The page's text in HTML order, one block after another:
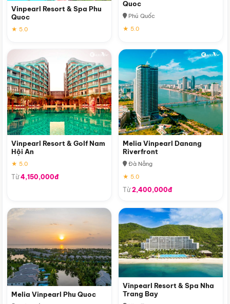
Vinpearl Resort & Spa Phu
Quoc
★ 5.0
Quoc
Phú Quốc
★ 5.0
Vinpearl Resort & Golf Nam
Hội An
★ 5.0
Từ4,150,000đ
Melia Vinpearl Danang
Riverfront
Đà Nẵng
★ 5.0
Từ2,400,000đ
Melia Vinpearl Phu Quoc
Vinpearl Resort & Spa Nha
Trang Bay